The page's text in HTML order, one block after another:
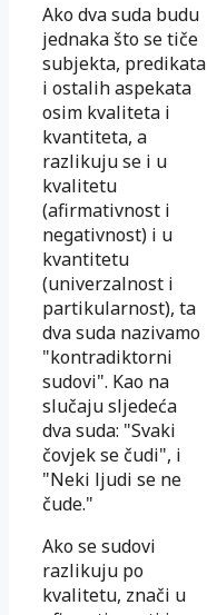
Ako dva suda budu
jednaka što se tiče
subjekta, predikata
i ostalih aspekata
osim kvaliteta i
kvantiteta, a
razlikuju se i u
kvalitetu
(afirmativnost i
negativnost) i u
kvantitetu
(univerzalnost i
partikularnost), ta
dva suda nazivamo
"kontradiktorni
sudovi". Kao na
slučaju sljedeća
dva suda: "Svaki
čovjek se čudi", i
"Neki ljudi se ne
čude."
Ako se sudovi
razlikuju po
kvalitetu, znači u